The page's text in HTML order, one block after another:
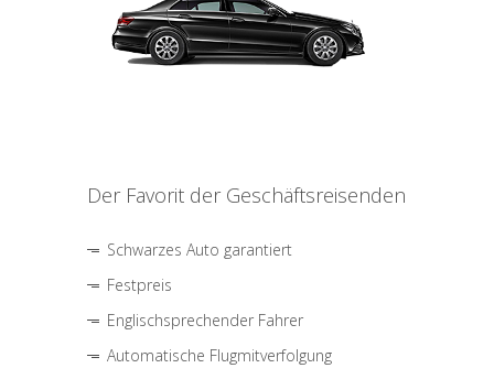
Der Favorit der Geschäftsreisenden
Schwarzes Auto garantiert
Festpreis
Englischsprechender Fahrer
Automatische Flugmitverfolgung